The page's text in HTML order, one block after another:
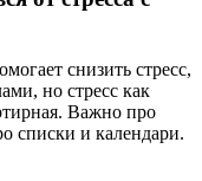
снизить стресс,
но стресс как
Важно про
списки и календари.